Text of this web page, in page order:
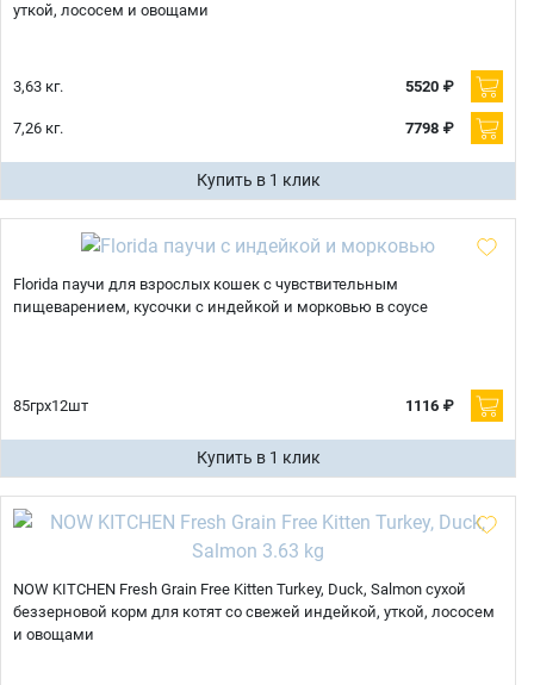
уткой, лососем и овощами
3,63 кг. 5520 ₽
7,26 кг. 7798 ₽
Купить в 1 клик
Florida паучи для взрослых кошек с чувствительным
пищеварением, кусочки с индейкой и морковью в соусе
85грх12шт 1116 ₽
Купить в 1 клик
NOW KITCHEN Fresh Grain Free Kitten Turkey, Duck, Salmon сухой
беззерновой корм для котят со свежей индейкой, уткой, лососем
и овощами